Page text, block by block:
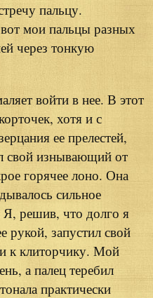
пальцу.
мои пальцы разных
через тонкую
войти в нее. В этот
хотя и с
ее прелестей,
свой изнывающий от
горячее лоно. Она
сильное
Я, решив, что долго я
рукой, запустил свой
к клиторчику. Мой
а палец теребил
практически